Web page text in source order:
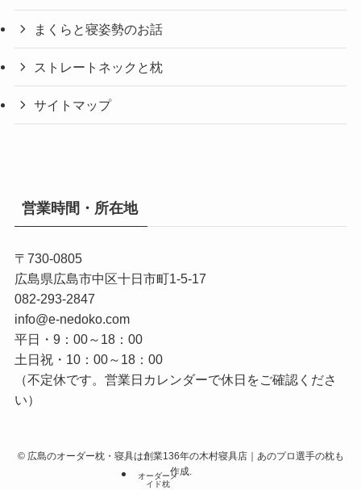
まくらと寝姿勢のお話
ストレートネックと枕
サイトマップ
営業時間・所在地
〒730-0805
広島県広島市中区十日市町1-5-17
082-293-2847
info@e-nedoko.com
平日・9：00～18：00
土日祝・10：00～18：00
（不定休です。営業日カレンダーで休日をご確認くださ
い）
©広島のオーダー枕・寝具は創業136年の木村寝具店｜あのプロ選手の枕も
作成.
オーダーメ
イド枕